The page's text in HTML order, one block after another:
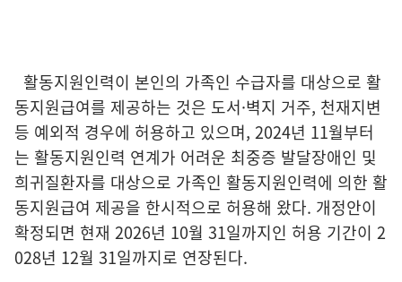
활동지원인력이 본인의 가족인 수급자를 대상으로 활
동지원급여를 제공하는 것은 도서·벽지 거주, 천재지변
등 예외적 경우에 허용하고 있으며, 2024년 11월부터
는 활동지원인력 연계가 어려운 최중증 발달장애인 및
희귀질환자를 대상으로 가족인 활동지원인력에 의한 활
동지원급여 제공을 한시적으로 허용해 왔다. 개정안이
확정되면 현재 2026년 10월 31일까지인 허용 기간이 2
028년 12월 31일까지로 연장된다.